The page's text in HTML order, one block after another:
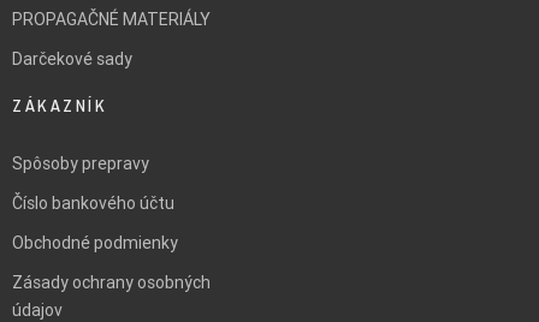
PROPAGAČNÉ MATERIÁLY
Darčekové sady
ZÁKAZNÍK
Spôsoby prepravy
Číslo bankového účtu
Obchodné podmienky
Zásady ochrany osobných
údajov